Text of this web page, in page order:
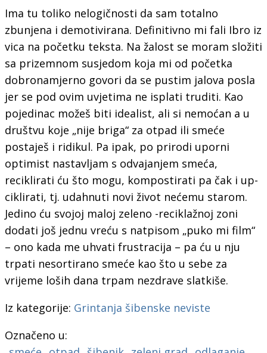
Ima tu toliko nelogičnosti da sam totalno
zbunjena i demotivirana. Definitivno mi fali Ibro iz
vica na početku teksta. Na žalost se moram složiti
sa prizemnom susjedom koja mi od početka
dobronamjerno govori da se pustim jalova posla
jer se pod ovim uvjetima ne isplati truditi. Kao
pojedinac možeš biti idealist, ali si nemoćan a u
društvu koje „nije briga“ za otpad ili smeće
postaješ i ridikul. Pa ipak, po prirodi uporni
optimist nastavljam s odvajanjem smeća,
reciklirati ću što mogu, kompostirati pa čak i up-
ciklirati, tj. udahnuti novi život nećemu starom.
Jedino ću svojoj maloj zeleno -reciklažnoj zoni
dodati još jednu vreću s natpisom „puko mi film“
– ono kada me uhvati frustracija – pa ću u nju
trpati nesortirano smeće kao što u sebe za
vrijeme loših dana trpam nezdrave slatkiše.
Iz kategorije: Grintanja šibenske neviste
Označeno u: